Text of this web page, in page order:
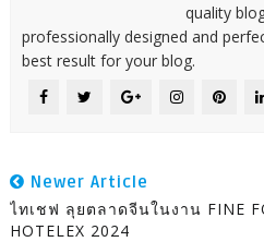
quality
professionally designed and
best result for your blog.
Newer Article
ไทเชฟ ลุยตลาดจีนในงาน FINE
HOTELEX 2024